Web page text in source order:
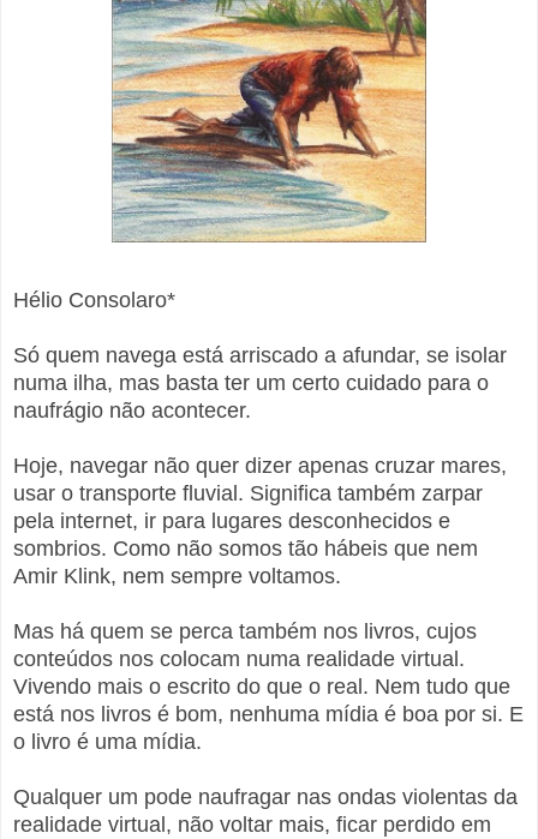
Hélio Consolaro*
Só quem navega está arriscado a afundar, se isolar
numa ilha, mas basta ter um certo cuidado para o
naufrágio não acontecer.
Hoje, navegar não quer dizer apenas cruzar mares,
usar o transporte fluvial. Significa também zarpar
pela internet, ir para lugares desconhecidos e
sombrios. Como não somos tão hábeis que nem
Amir Klink, nem sempre voltamos.
Mas há quem se perca também nos livros, cujos
conteúdos nos colocam numa realidade virtual.
Vivendo mais o escrito do que o real. Nem tudo que
está nos livros é bom, nenhuma mídia é boa por si. E
o livro é uma mídia.
Qualquer um pode naufragar nas ondas violentas da
realidade virtual, não voltar mais, ficar perdido em